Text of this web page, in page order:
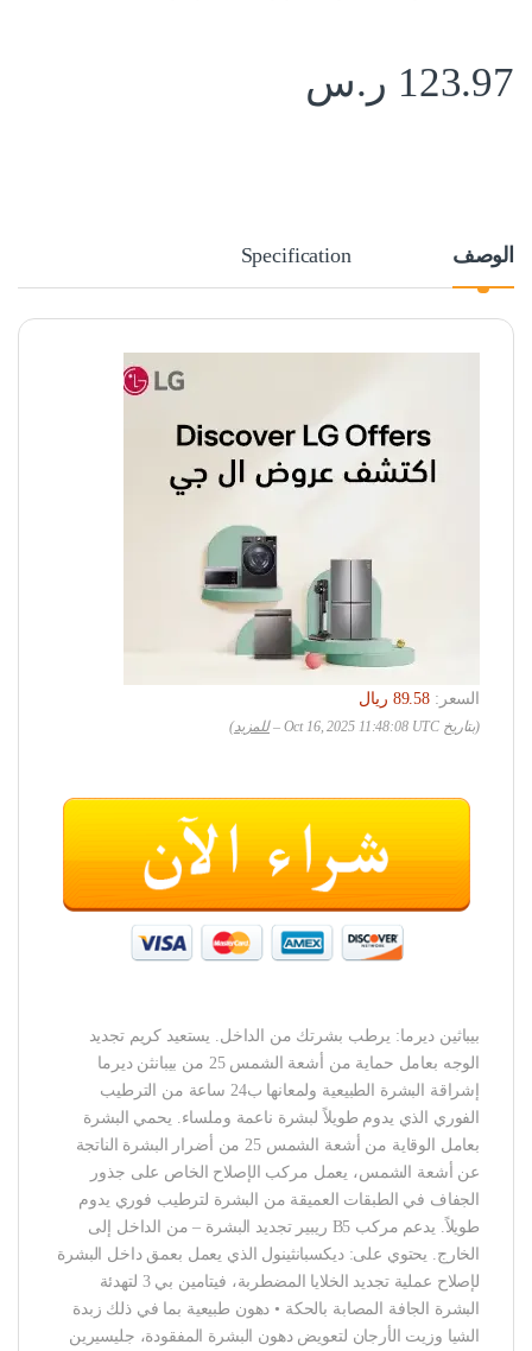
123.97 ر.س
الوصف Specification
السعر:
‏89.58 ريال
(بتاريخ Oct 16, 2025 11:48:08 UTC – للمزيد)
بيباثين ديرما: يرطب بشرتك من الداخل. يستعيد كريم تجديد
الوجه بعامل حماية من أشعة الشمس 25 من بيبانثن ديرما
إشراقة البشرة الطبيعية ولمعانها ب24 ساعة من الترطيب
الفوري الذي يدوم طويلاً لبشرة ناعمة وملساء. يحمي البشرة
بعامل الوقاية من أشعة الشمس 25 من أضرار البشرة الناتجة
عن أشعة الشمس، يعمل مركب الإصلاح الخاص على جذور
الجفاف في الطبقات العميقة من البشرة لترطيب فوري يدوم
طويلاً. يدعم مركب B5 ريبير تجديد البشرة – من الداخل إلى
الخارج. يحتوي على: ديكسبانثينول الذي يعمل بعمق داخل البشرة
لإصلاح عملية تجديد الخلايا المضطربة، فيتامين بي 3 لتهدئة
البشرة الجافة المصابة بالحكة • دهون طبيعية بما في ذلك زبدة
الشيا وزيت الأرجان لتعويض دهون البشرة المفقودة، جليسيرين